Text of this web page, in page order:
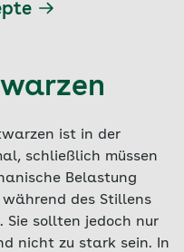
ist in der
schließlich müssen
Belastung
des Stillens
Sie sollten jedoch nur
nicht zu stark sein. In